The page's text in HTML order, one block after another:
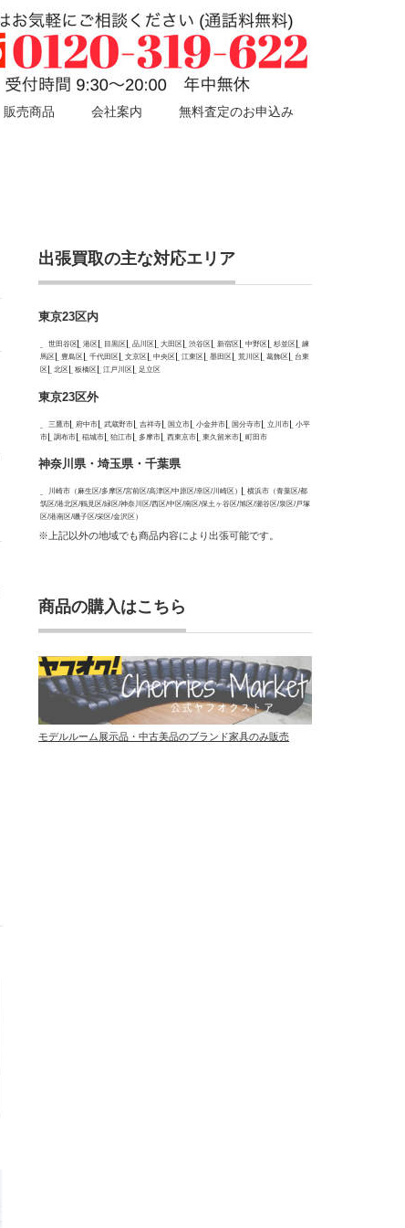
販売商品 会社案内 無料査定のお申込み
出張買取の主な対応エリア
東京23区内
世田谷区 港区 目黒区 品川区 大田区 渋谷区 新宿区 中野区 杉並区
練
馬区
豊島区 千代田区 文京区 中央区 江東区 墨田区 荒川区 葛飾区
台東
区
北区 板橋区 江戸川区 足立区
東京23区外
三鷹市 府中市 武蔵野市 吉祥寺 国立市 小金井市 国分寺市 立川市
小平
市
調布市 稲城市 狛江市 多摩市 西東京市 東久留米市 町田市
神奈川県・埼玉県・千葉県
川崎市（麻生区/多摩区/宮前区/高津区/中原区/幸区/川崎区）
横浜市（青葉区/都
筑区/港北区/鶴見区/緑区/神奈川区/西区/中区/南区/保土ヶ谷区/旭区/瀬谷区/泉区/戸塚
区/港南区/磯子区/栄区/金沢区）
※上記以外の地域でも商品内容により出張可能です。
商品の購入はこちら
モデルルーム展示品・中古美品のブランド家具のみ販売